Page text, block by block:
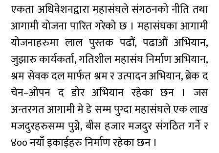
एकता अधिवेशनद्वारा महासंघले संगठनको नीति तथा
आगामी योजना पारित गरेको छ । महासंघका आगामी
योजनाहरुमा लाल पुस्तक पढौं, पढाऔं अभियान,
जुझारु कार्यकर्ता, गतिशील महासंघ निर्माण अभियान,
श्रम सेवक दल मार्फत श्रम र उत्पादन अभियान, ब्रेक द
चेन–ओपन द डोर अभियान रहेका छन । जस
अन्तरगत आगामी मे डे सम्म पुग्दा महासंघले एक लाख
मजदुरहरुसम्म पुग्ने, बीस हजार मजदुर संगठित गर्ने र
४०० नयाँ इकाईहरु निर्माण रहेका छन ।